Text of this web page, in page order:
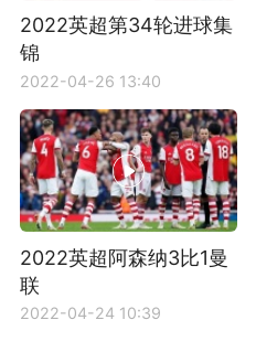
2022英超第34轮进球集
锦
2022-04-26 13:40
2022英超阿森纳3比1曼
联
2022-04-24 10:39